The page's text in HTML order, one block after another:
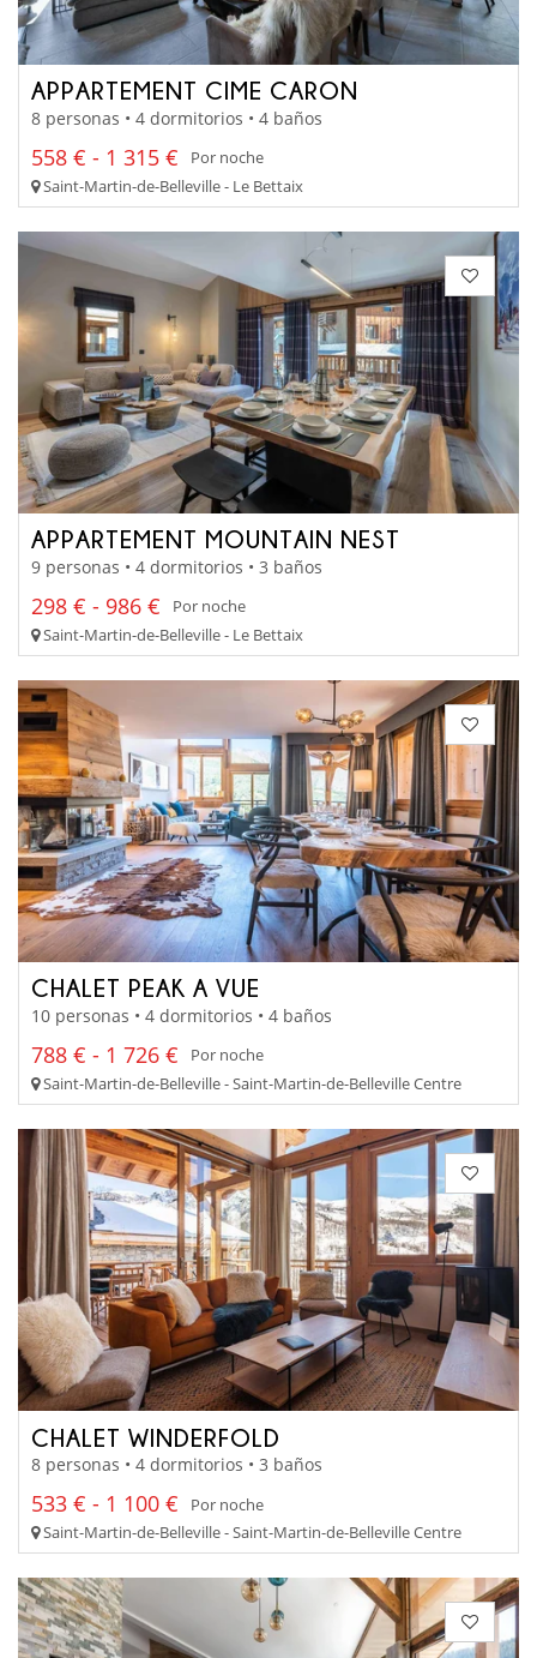
APPARTEMENT CIME CARON
8 personas • 4 dormitorios • 4 baños
558 € - 1 315 €
Por noche
Saint-Martin-de-Belleville - Le Bettaix
APPARTEMENT MOUNTAIN NEST
9 personas • 4 dormitorios • 3 baños
298 € - 986 €
Por noche
Saint-Martin-de-Belleville - Le Bettaix
CHALET PEAK A VUE
10 personas • 4 dormitorios • 4 baños
788 € - 1 726 €
Por noche
Saint-Martin-de-Belleville - Saint-Martin-de-Belleville Centre
CHALET WINDERFOLD
8 personas • 4 dormitorios • 3 baños
533 € - 1 100 €
Por noche
Saint-Martin-de-Belleville - Saint-Martin-de-Belleville Centre